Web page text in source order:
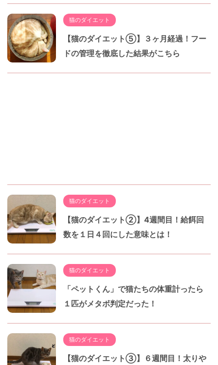
猫のダイエット
【猫のダイエット⑤】３ヶ月経過！フー
ドの管理を徹底した結果がこちら
猫のダイエット
【猫のダイエット②】4週間目！給餌回
数を１日４回にした意味とは！
猫のダイエット
「ペットくん」で猫たちの体重計ったら
１匹がメタボ判定だった！
猫のダイエット
【猫のダイエット③】６週間目！太りや